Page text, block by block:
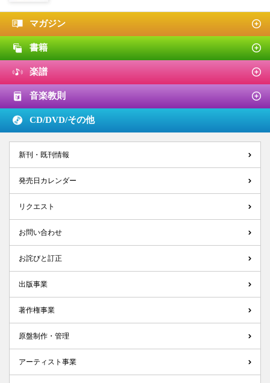
マガジン
書籍
楽譜
音楽教則
CD/DVD/その他
新刊・既刊情報
発売日カレンダー
リクエスト
お問い合わせ
お詫びと訂正
出版事業
著作権事業
原盤制作・管理
アーティスト事業